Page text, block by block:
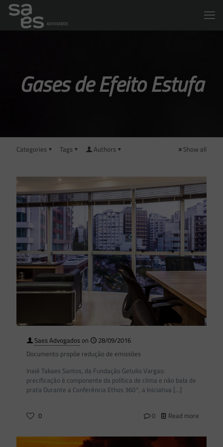
Gases de Efeito Estufa
Categories Tags Authors Show all
Saes Advogadoson
28/09/2016
Documento propõe redução de emissões
Inaiê Takaes Santos, da Fundação Getulio Vargas:
precificação é componente da política de clima e não bala de
prata Durante a Conferência Ethos 360°, a Iniciativa […]
0 0 Read more